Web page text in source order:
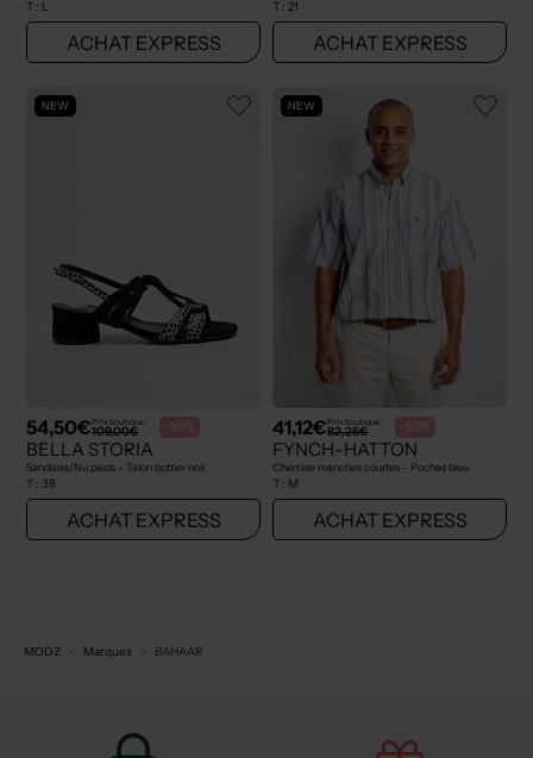
T : L
ACHAT EXPRESS
T : 21
ACHAT EXPRESS
NEW
54,50€Prix boutique :
109,00€ -50%
BELLA STORIA
Sandales/Nu pieds - Talon bottier noir
T : 38
ACHAT EXPRESS
NEW
41,12€Prix boutique :
82,25€ -50%
FYNCH-HATTON
Chemise manches courtes - Poches bleu
T : M
ACHAT EXPRESS
MODZ Marques BAHAAR